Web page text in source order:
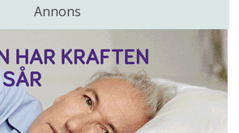
Annons